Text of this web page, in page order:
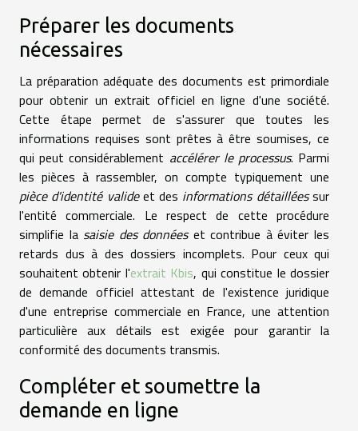
Préparer les documents
nécessaires
La préparation adéquate des documents est primordiale
pour obtenir un extrait officiel en ligne d'une société.
Cette étape permet de s'assurer que toutes les
informations requises sont prêtes à être soumises, ce
qui peut considérablement accélérer le processus. Parmi
les pièces à rassembler, on compte typiquement une
pièce d'identité valideet des informations détailléessur
l'entité commerciale. Le respect de cette procédure
simplifie la saisie des donnéeset contribue à éviter les
retards dus à des dossiers incomplets. Pour ceux qui
souhaitent obtenir l'extrait Kbis, qui constitue le dossier
de demande officiel attestant de l'existence juridique
d'une entreprise commerciale en France, une attention
particulière aux détails est exigée pour garantir la
conformité des documents transmis.
Compléter et soumettre la
demande en ligne